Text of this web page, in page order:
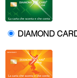
DIAMOND